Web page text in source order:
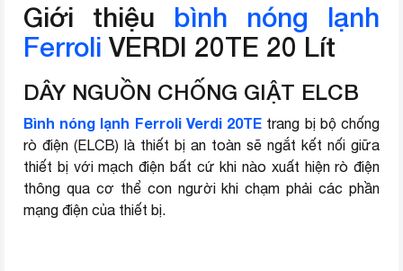
Giới thiệu bình nóng lạnh
Ferroli VERDI 20TE 20 Lít
DÂY NGUỒN CHỐNG GIẬT ELCB
Bình nóng lạnh Ferroli Verdi 20TE trang bị bộ chống
rò điện (ELCB) là thiết bị an toàn sẽ ngắt kết nối giữa
thiết bị với mạch điện bất cứ khi nào xuất hiện rò điện
thông qua cơ thể con người khi chạm phải các phần
mạng điện của thiết bị.